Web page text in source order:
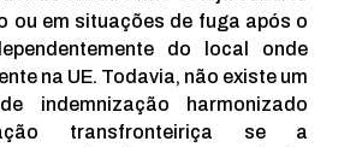
ou em situações de fuga após o
do local onde
na UE. Todavia, não existe um
indemnização harmonizado
transfronteiriça se a